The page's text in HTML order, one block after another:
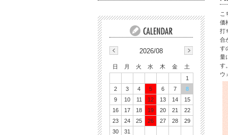
こ
価
打
合
す
量
す
ウ
2026/08
日 月 火 水 木 金
土
1
2
3 4 5 6 7
8
9
10 11 12 13 14
15
16
17 18 19 20 21
22
23
24 25 26 27 28
29
30
31